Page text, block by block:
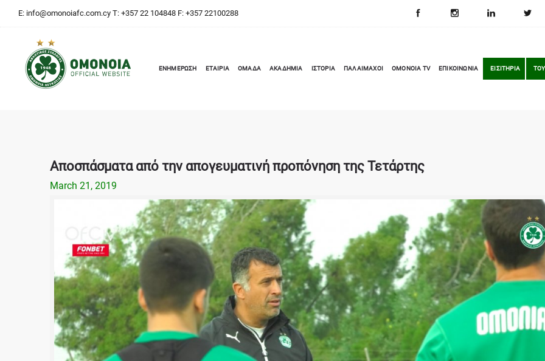
E: info@omonoiafc.com.cy T: +357 22 104848 F: +357 22100288
ΕΝΗΜΕΡΩΣΗ ΕΤΑΙΡΙΑ ΟΜΑΔΑ ΑΚΑΔΗΜΙΑ ΙΣΤΟΡΙΑ ΠΑΛΑΙΜΑΧΟΙ OMONOIA TV ΕΠΙΚΟΙΝΩΝΙΑ ΕΙΣΙΤΗΡΙΑ
Αποσπάσματα από την απογευματινή προπόνηση της Τετάρτης
March 21, 2019